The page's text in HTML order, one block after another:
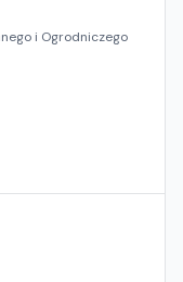
i Ogrodniczego